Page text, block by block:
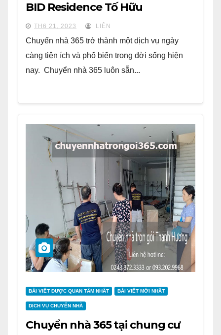
BID Residence Tố Hữu
TH6 21, 2023 LIÊN
Chuyển nhà 365 trở thành một dịch vụ ngày
càng tiện ích và phổ biến trong đời sống hiện
nay. Chuyển nhà 365 luôn sẵn...
BÀI VIẾT ĐƯỢC QUAN TÂM NHẤT BÀI VIẾT MỚI NHẤT
DỊCH VỤ CHUYỂN NHÀ
Chuyển nhà 365 tại chung cư